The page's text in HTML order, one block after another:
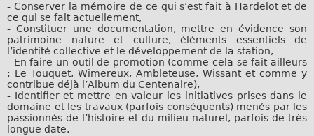
- Conserver la mémoire de ce qui s’est fait à Hardelot et de
ce qui se fait actuellement,
- Constituer une documentation, mettre en évidence son
patrimoine nature et culture, éléments essentiels de
l’identité collective et le développement de la station,
- En faire un outil de promotion (comme cela se fait ailleurs
: Le Touquet, Wimereux, Ambleteuse, Wissant et comme y
contribue déjà l’Album du Centenaire),
- Identifier et mettre en valeur les initiatives prises dans le
domaine et les travaux (parfois conséquents) menés par les
passionnés de l’histoire et du milieu naturel, parfois de très
longue date.